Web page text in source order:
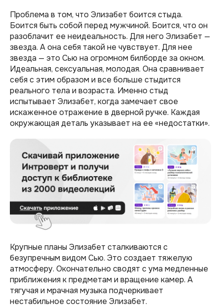
Проблема в том, что Элизабет боится стыда.
Боится быть собой перед мужчиной. Боится, что он
разоблачит ее неидеальность. Для него Элизабет —
звезда. А она себя такой не чувствует. Для нее
звезда — это Сью на огромном билборде за окном.
Идеальная, сексуальная, молодая. Она сравнивает
себя с этим образом и все больше стыдится
реального тела и возраста. Именно стыд
испытывает Элизабет, когда замечает свое
искаженное отражение в дверной ручке. Каждая
окружающая деталь указывает на ее «недостатки».
Крупные планы Элизабет сталкиваются с
безупречным видом Сью. Это создает тяжелую
атмосферу. Окончательно сводят с ума медленные
приближения к предметам и вращение камер. А
тягучая и мрачная музыка подчеркивает
нестабильное состояние Элизабет.